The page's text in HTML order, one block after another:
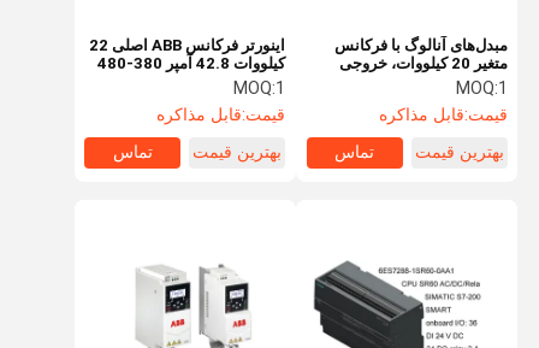
مبدل‌های آنالوگ با فرکانس
متغیر 20 کیلووات، خروجی
ABB، درایو مبدل ACS355
MOQ:1
قیمت:قابل مذاکره
بهترین قیمت
تماس
اینورتر فرکانس ABB اصلی 22
کیلووات 42.8 آمپر 380-480
ولت ACS180-04N-045A-4
اینورتر فرکانس سه فاز
MOQ:1
قیمت:قابل مذاکره
بهترین قیمت
تماس